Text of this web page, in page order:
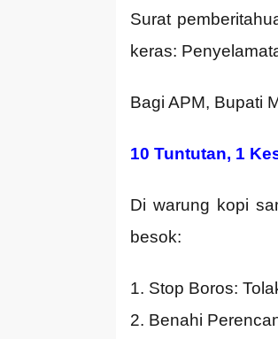
Surat
keras:
Bagi APM, Bupati
10 Tuntutan, 1
Di warung kopi
besok:
1. Stop Boros:
2. Benahi